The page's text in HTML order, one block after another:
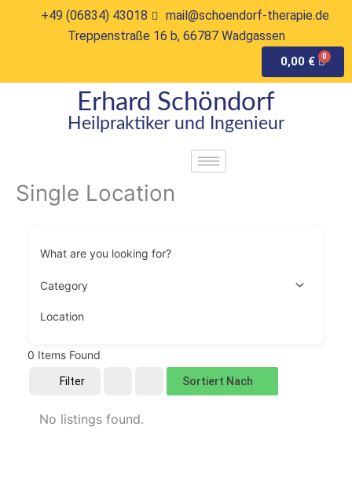
+49 (06834) 43018
mail@schoendorf-therapie.de
Treppenstraße 16 b, 66787 Wadgassen
0,00 €
Erhard Schöndorf
Heilpraktiker und Ingenieur
Single Location
What are you looking for?
Location
0 Items Found
Filter Sortiert Nach
No listings found.